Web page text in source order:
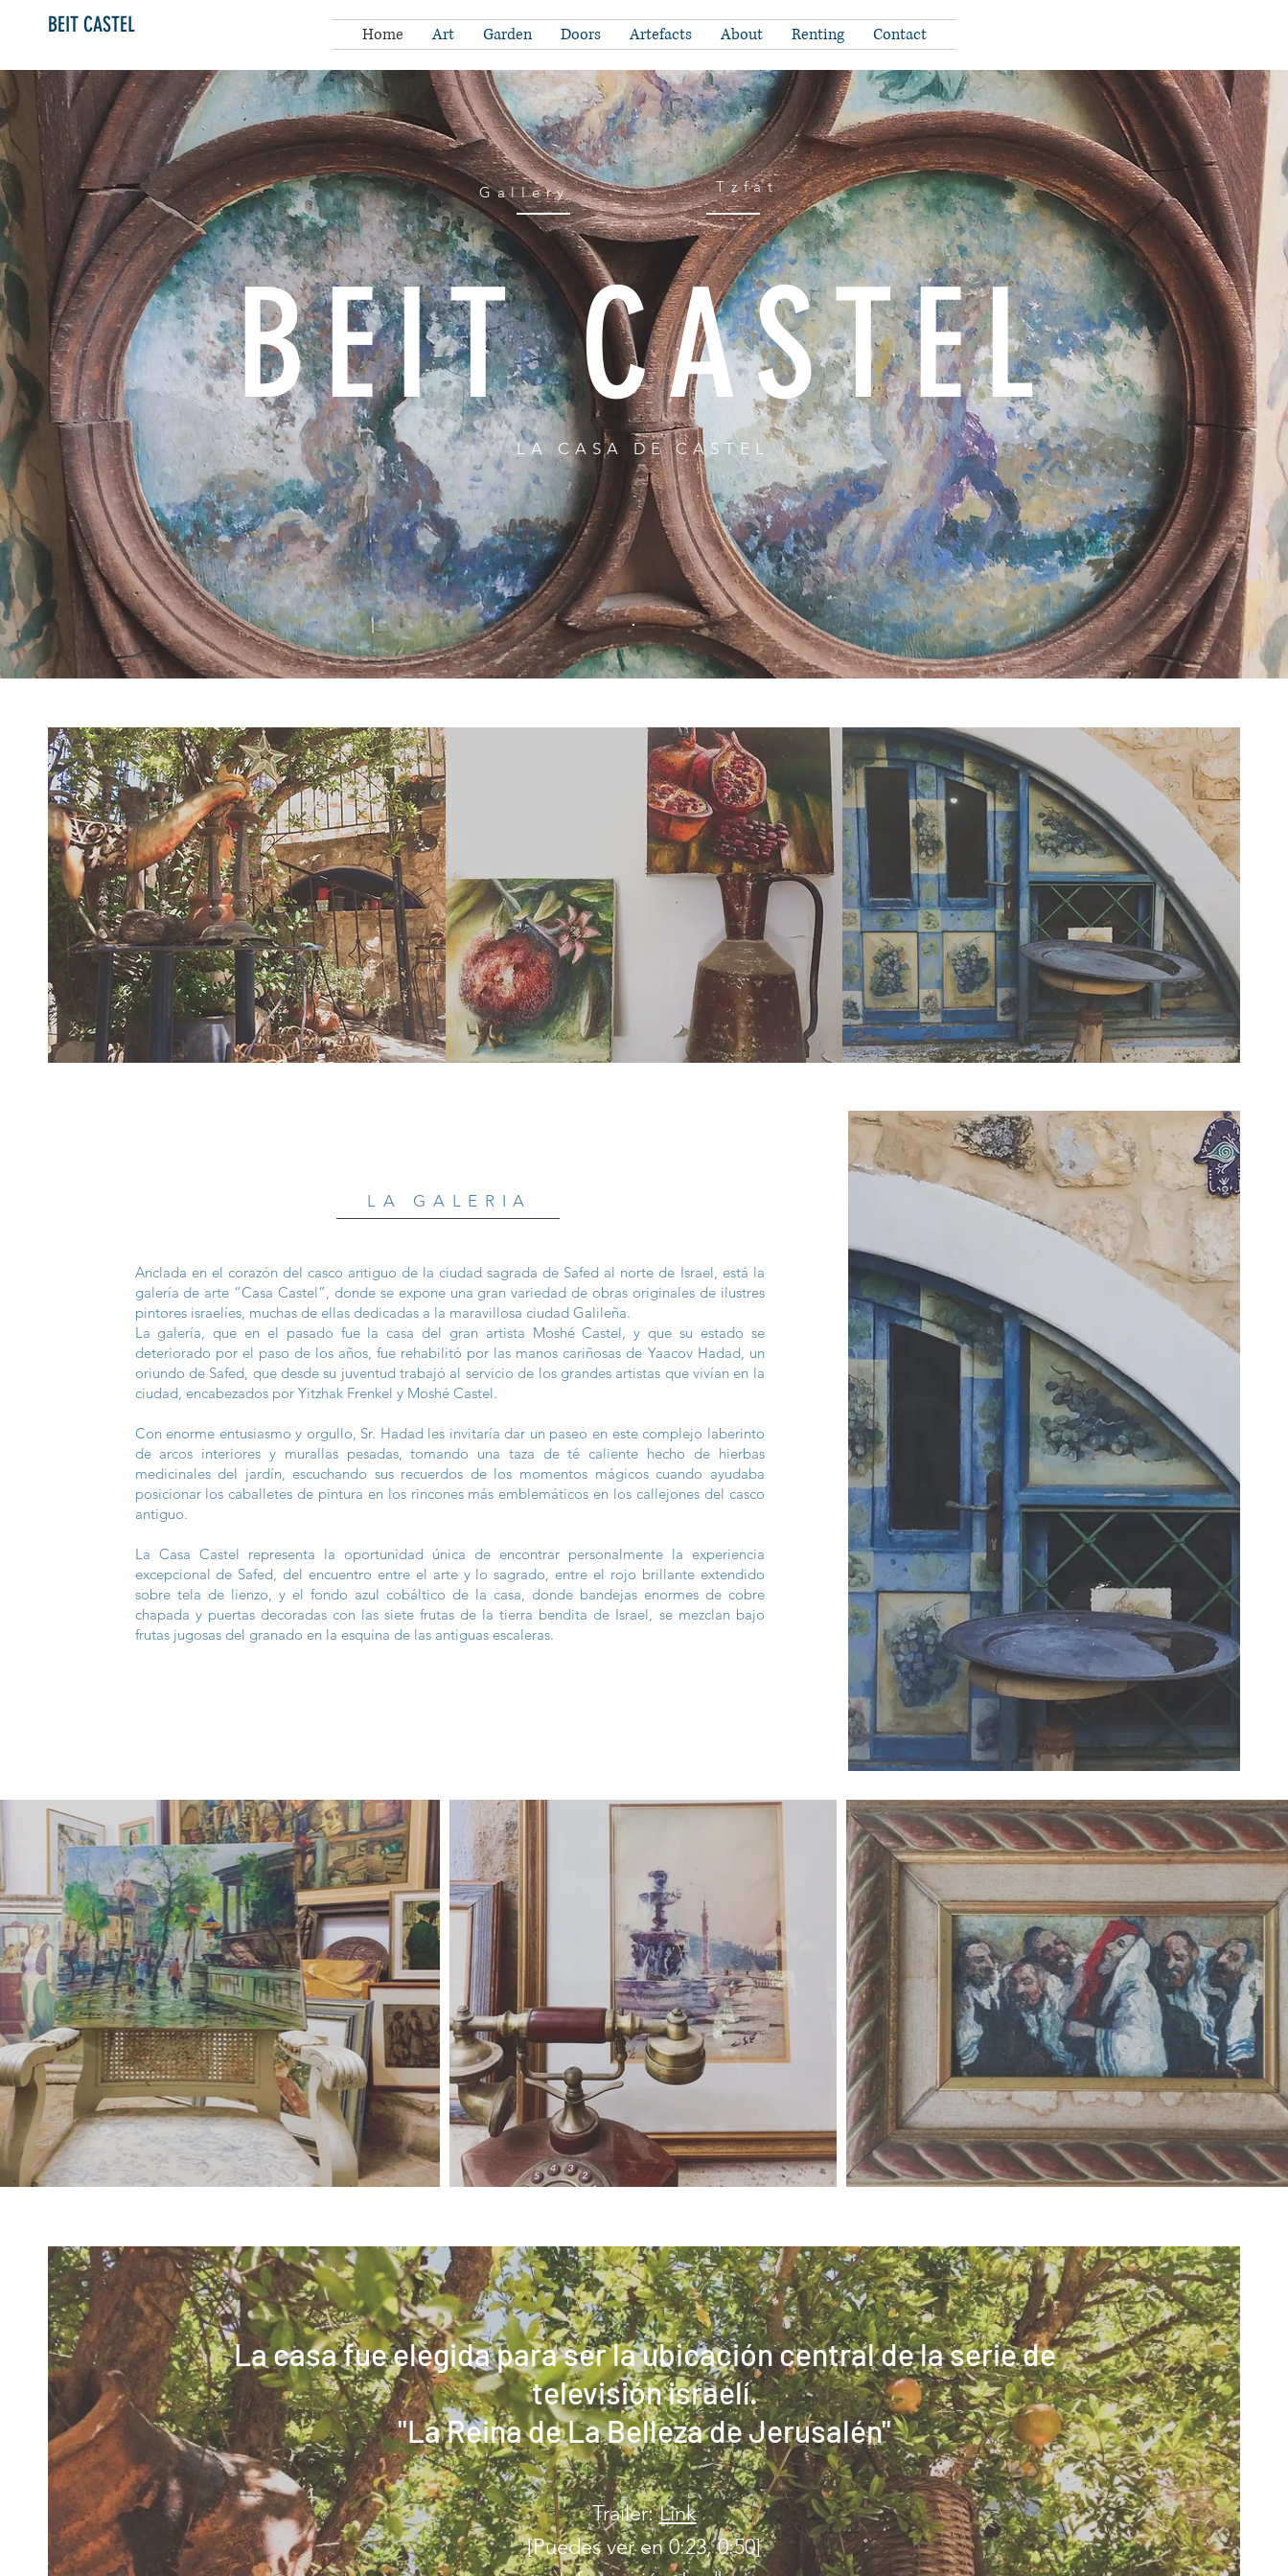
BEIT CASTEL Home Art Garden Doors Artefacts About Renting Contact
Gallery Tzfat
BEIT CASTEL
LA CASA DE CASTEL
.
LA GALERIA
Anclada en el corazón del casco antiguo de la ciudad sagrada de Safed al norte de Israel, está la
galería de arte “Casa Castel”, donde se expone una gran variedad de obras originales de ilustres
pintores israelíes, muchas de ellas dedicadas a la maravillosa ciudad Galileña.
La galería, que en el pasado fue la casa del gran artista Moshé Castel, y que su estado se
deteriorado por el paso de los años, fue rehabilitó por las manos cariñosas de Yaacov Hadad, un
oriundo de Safed, que desde su juventud trabajó al servicio de los grandes artistas que vivían en la
ciudad, encabezados por Yitzhak Frenkel y Moshé Castel.
Con enorme entusiasmo y orgullo, Sr. Hadad les invitaría dar un paseo en este complejo laberinto
de arcos interiores y murallas pesadas, tomando una taza de té caliente hecho de hierbas
medicinales del jardín, escuchando sus recuerdos de los momentos mágicos cuando ayudaba
posicionar los caballetes de pintura en los rincones más emblemáticos en los callejones del casco
antiguo.
La Casa Castel representa la oportunidad única de encontrar personalmente la experiencia
excepcional de Safed, del encuentro entre el arte y lo sagrado, entre el rojo brillante extendido
sobre tela de lienzo, y el fondo azul cobáltico de la casa, donde bandejas enormes de cobre
chapada y puertas decoradas con las siete frutas de la tierra bendita de Israel, se mezclan bajo
frutas jugosas del granado en la esquina de las antiguas escaleras.
La casa fue elegida para ser la ubicación central de la serie de
televisión israelí.
"La Reina de La Belleza de Jerusalén"
Trailer:Link
[Puedes ver en 0:23, 0:50]